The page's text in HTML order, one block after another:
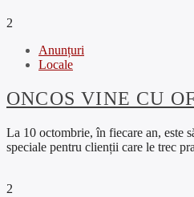
2
Anunțuri
Locale
ONCOS VINE CU
La 10 octombrie, în fiecare an, este
speciale pentru clienții care le trec
2